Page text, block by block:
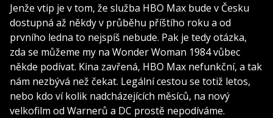
Jenže vtip je v tom, že služba HBO Max bude v Česku
dostupná až někdy v průběhu příštího roku a od
prvního ledna to nejspíš nebude. Pak je tedy otázka,
zda se můžeme my na Wonder Woman 1984 vůbec
někde podívat. Kina zavřená, HBO Max nefunkční, a tak
nám nezbývá než čekat. Legální cestou se totiž letos,
nebo kdo ví kolik nadcházejících měsíců, na nový
velkofilm od Warnerů a DC prostě nepodíváme.